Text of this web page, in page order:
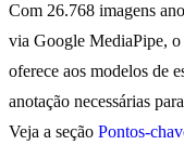
Com 26.768 imagens
via Google MediaPipe,
oferece aos modelos de
anotação necessárias
Veja a seção Pontos-